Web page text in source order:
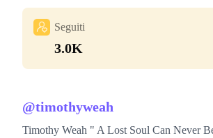
Seguiti
3.0K
@timothyweah
Timothy Weah " A Lost Soul Can Never